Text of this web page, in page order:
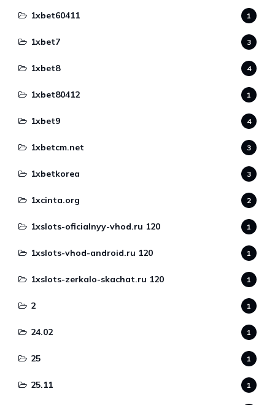
1xbet60411 1
1xbet7 3
1xbet8 4
1xbet80412 1
1xbet9 4
1xbetcm.net 3
1xbetkorea 3
1xcinta.org 2
1xslots-oficialnyy-vhod.ru 120 1
1xslots-vhod-android.ru 120 1
1xslots-zerkalo-skachat.ru 120 1
2 1
24.02 1
25 1
25.11 1